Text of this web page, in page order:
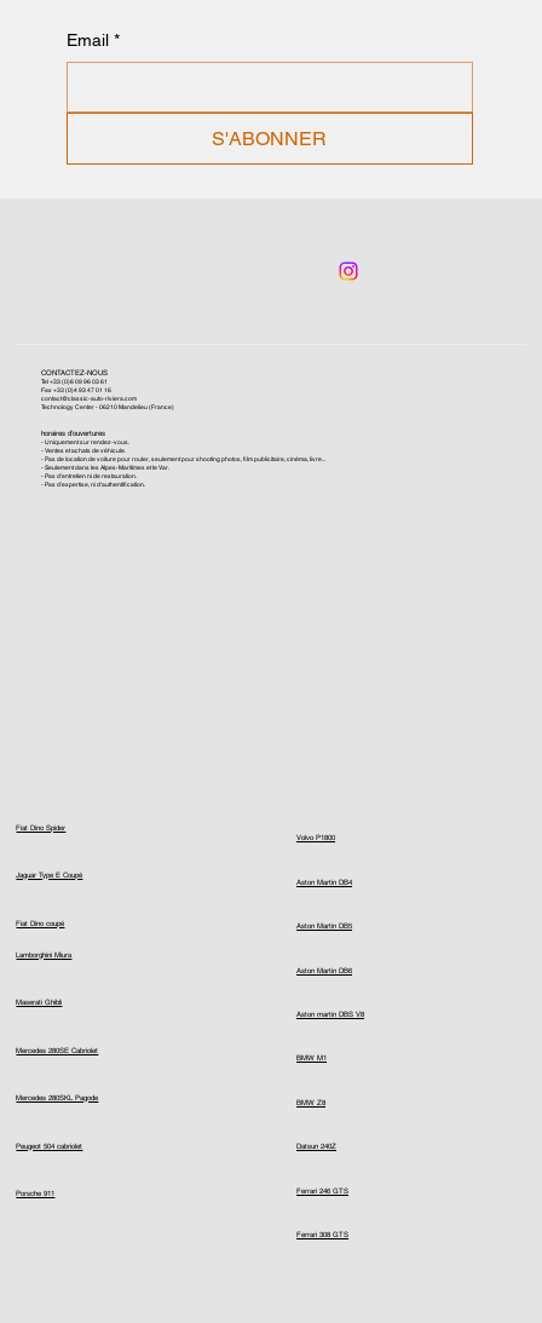
Email *
S'ABONNER
Volvo P1800
Aston Martin DB4
Aston Martin DB5
Aston Martin DB6
Aston martin DBS V8
BMW M1
BMW Z8
Datsun 240Z
Ferrari 246 GTS
Ferrari 308 GTS
Fiat Dino Spider
Jaguar Type E Coupé
Lamborghini Miura
Maserati Ghibli
Mercedes 280SE Cabriolet
Mercedes 280SKL Pagode
Peugeot 504 cabriolet
Porsche 911
Fiat Dino coupé
CONTACTEZ-NOUS
Tel +33 (0)6 09 96 03 61
Fax +33 (0)4 93 47 01 16
contact@classic-auto-riviera.com
Technology Center - 06210 Mandelieu (France)
horaires d'ouvertures
- Uniquement sur rendez-vous.
- Ventes et achats de véhicule.
- Pas de location de voiture pour rouler, seulement pour shooting photos, film publicitaire, cinéma, livre...
- Seulement dans les Alpes-Maritimes et le Var.
- Pas d'entretien ni de restauration.
- Pas d'expertise, ni d'authentification.